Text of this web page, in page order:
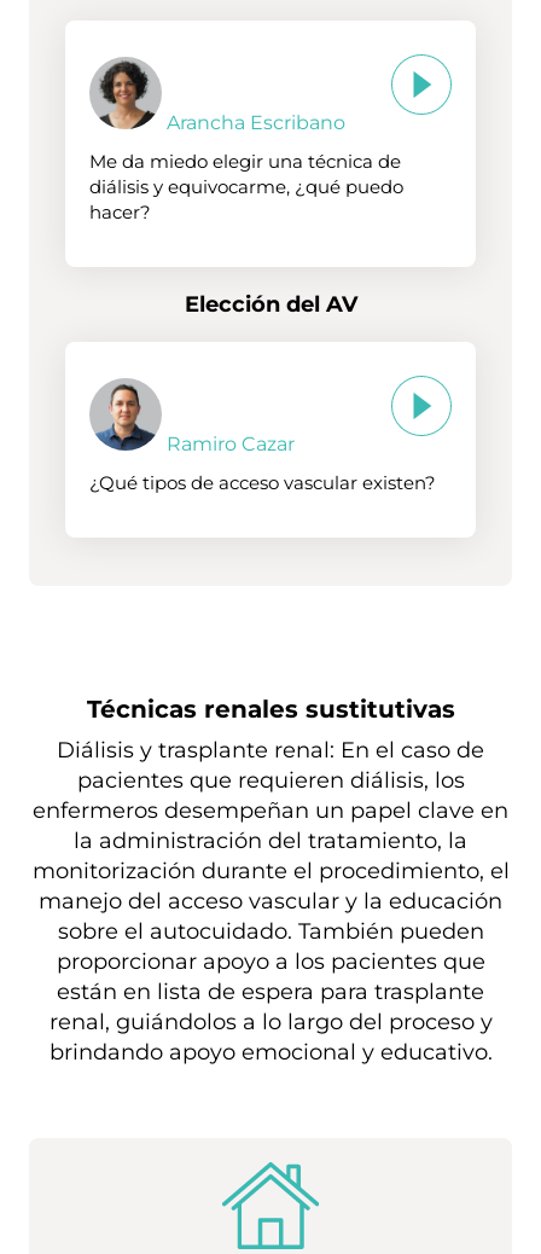
Arancha Escribano
Me da miedo elegir una técnica de
diálisis y equivocarme, ¿qué puedo
hacer?
Elección del AV
Ramiro Cazar
¿Qué tipos de acceso vascular existen?
Técnicas renales sustitutivas
Diálisis y trasplante renal: En el caso de
pacientes que requieren diálisis, los
enfermeros desempeñan un papel clave en
la administración del tratamiento, la
monitorización durante el procedimiento, el
manejo del acceso vascular y la educación
sobre el autocuidado. También pueden
proporcionar apoyo a los pacientes que
están en lista de espera para trasplante
renal, guiándolos a lo largo del proceso y
brindando apoyo emocional y educativo.